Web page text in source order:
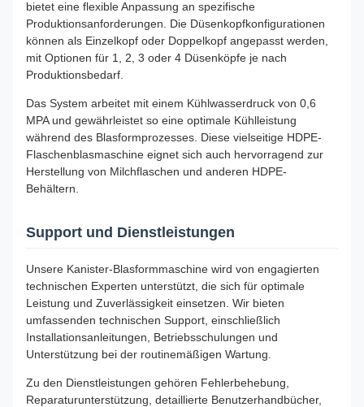
bietet eine flexible Anpassung an spezifische
Produktionsanforderungen. Die Düsenkopfkonfigurationen
können als Einzelkopf oder Doppelkopf angepasst werden,
mit Optionen für 1, 2, 3 oder 4 Düsenköpfe je nach
Produktionsbedarf.
Das System arbeitet mit einem Kühlwasserdruck von 0,6
MPA und gewährleistet so eine optimale Kühlleistung
während des Blasformprozesses. Diese vielseitige HDPE-
Flaschenblasmaschine eignet sich auch hervorragend zur
Herstellung von Milchflaschen und anderen HDPE-
Behältern.
Support und Dienstleistungen
Unsere Kanister-Blasformmaschine wird von engagierten
technischen Experten unterstützt, die sich für optimale
Leistung und Zuverlässigkeit einsetzen. Wir bieten
umfassenden technischen Support, einschließlich
Installationsanleitungen, Betriebsschulungen und
Unterstützung bei der routinemäßigen Wartung.
Zu den Dienstleistungen gehören Fehlerbehebung,
Reparaturunterstützung, detaillierte Benutzerhandbücher,